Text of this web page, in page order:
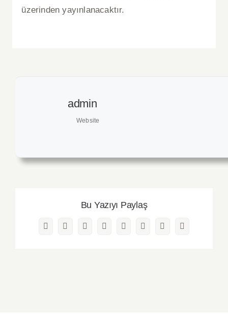
üzerinden yayınlanacaktır.
admin
Website
Bu Yazıyı Paylaş
FacebookTwitterRedditLinkedInWhatsAppPinterest
Vk
E-